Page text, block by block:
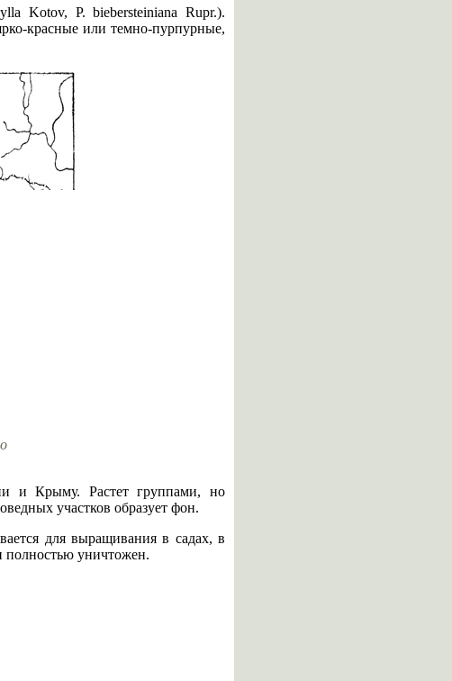
Kotov, P. biebersteiniana Rupr.).
красные или темно-пурпурные,
и Крыму. Растет группами, но
участков образует фон.
для выращивания в садах, в
полностью уничтожен.